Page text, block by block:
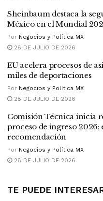
Sheinbaum destaca la
México en el Mundial
Por Negocios y Política MX
28 DE JULIO DE 2026
EU acelera procesos de
miles de deportaciones
Por Negocios y Política MX
28 DE JULIO DE 2026
Comisión Técnica inicia
proceso de ingreso 2026;
recomendación
Por Negocios y Política MX
28 DE JULIO DE 2026
TE PUEDE